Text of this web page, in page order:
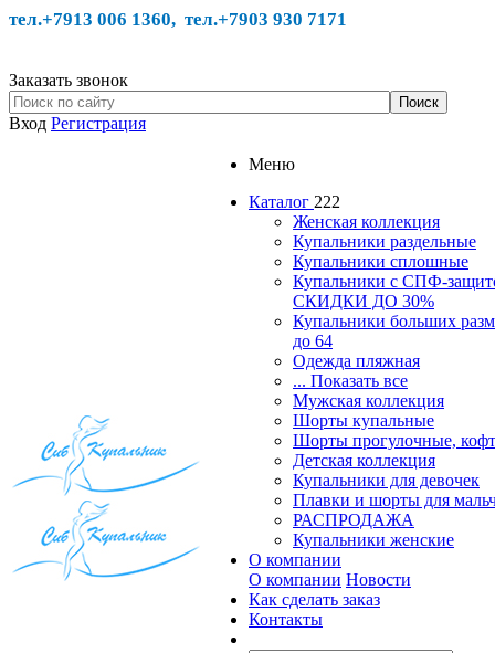
тел.+7913 006 1360, тел.+7903 930 7171
Заказать звонок
Вход Регистрация
Меню
Каталог 222
Женская коллекция
Купальники раздельные
Купальники сплошные
Купальники с СПФ-
СКИДКИ ДО 30%
Купальники больших
до 64
Одежда пляжная
... Показать все
Мужская коллекция
Шорты купальные
Шорты прогулочные,
Детская коллекция
Купальники для девочек
Плавки и шорты для
РАСПРОДАЖА
Купальники женские
О компании
О компании Новости
Как сделать заказ
Контакты